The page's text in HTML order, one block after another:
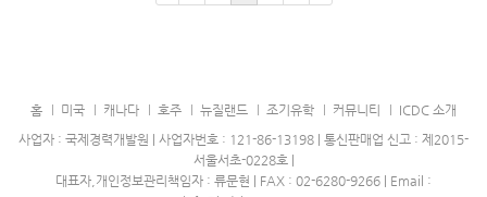
홈 미국 캐나다 호주 뉴질랜드 조기유학 커뮤니티
ICDC 소개
사업자 : 국제경력개발원 | 사업자번호 : 121-86-13198 | 통신판매업 신고 : 제2015-
서울서초-0228호 |
대표자,개인정보관리책임자 : 류문현 | FAX : 02-6280-9266 | Email :